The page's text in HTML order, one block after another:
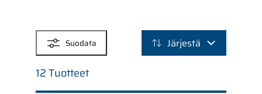
Suodata Järjestä
12 Tuotteet